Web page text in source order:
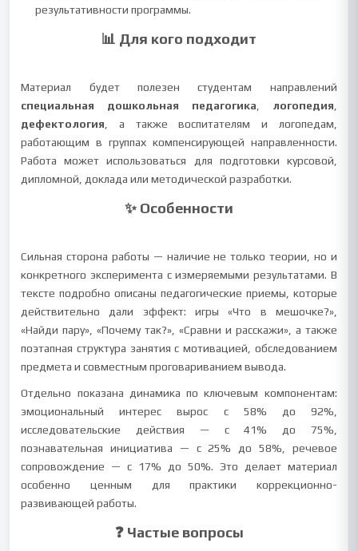
результативности программы.
📊 Для кого подходит
Материал будет полезен студентам направлений
специальная дошкольная педагогика
логопедия
дефектология , а также воспитателям и логопедам,
работающим в группах компенсирующей направленности.
Работа может использоваться для подготовки курсовой,
дипломной, доклада или методической разработки.
✨ Особенности
Сильная сторона работы — наличие не только теории, но и
конкретного эксперимента с измеряемыми результатами. В
тексте подробно описаны педагогические приемы, которые
действительно дали эффект: игры «Что в мешочке?»,
«Найди пару», «Почему так?», «Сравни и расскажи», а также
поэтапная структура занятия с мотивацией, обследованием
предмета и совместным проговариванием вывода.
Отдельно показана динамика по ключевым компонентам:
эмоциональный интерес вырос с 58% до 92%,
исследовательские действия — с 41% до 75%,
познавательная инициатива — с 25% до 58%, речевое
сопровождение — с 17% до 50%. Это делает материал
особенно ценным для практики коррекционно-
развивающей работы.
❓ Частые вопросы